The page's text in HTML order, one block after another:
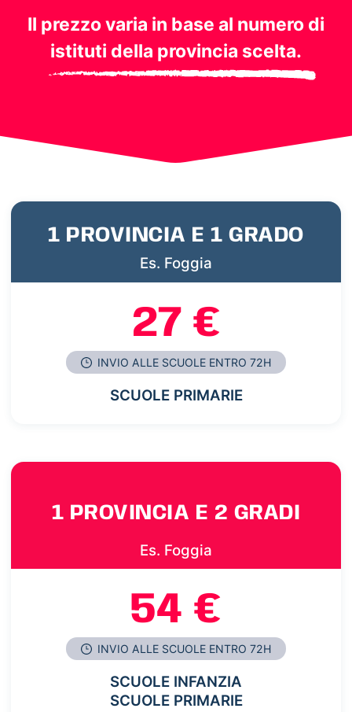
Il prezzo varia in base al numero di
istituti della provincia scelta.
1 PROVINCIA E 1 GRADO
Es. Foggia
27 €
INVIO ALLE SCUOLE ENTRO 72H
SCUOLE PRIMARIE
1 PROVINCIA E 2 GRADI
Es. Foggia
54 €
INVIO ALLE SCUOLE ENTRO 72H
SCUOLE INFANZIA
SCUOLE PRIMARIE